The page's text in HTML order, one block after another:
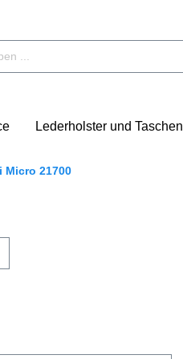
Lederholster und Taschen
Micro 21700